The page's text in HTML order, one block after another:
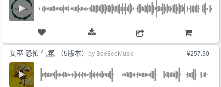
购物车
¥257.30
女巫 恐怖 气氛 （5版本） by BeeBeeMusic